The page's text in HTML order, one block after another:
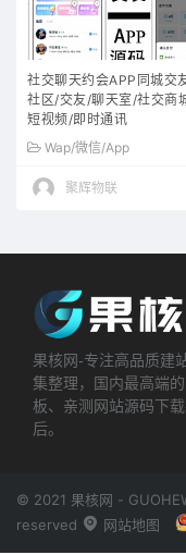
社交聊天约会APP同城交
社区/交友/聊天室/社交商
短视频/即时通讯
Wap/微信/App
聚辉物联
果核网-专注高品质建
集整理，国内最高端
板、亲测网站源码下
后。
© 2021 果核网 -
reserved
网站地图